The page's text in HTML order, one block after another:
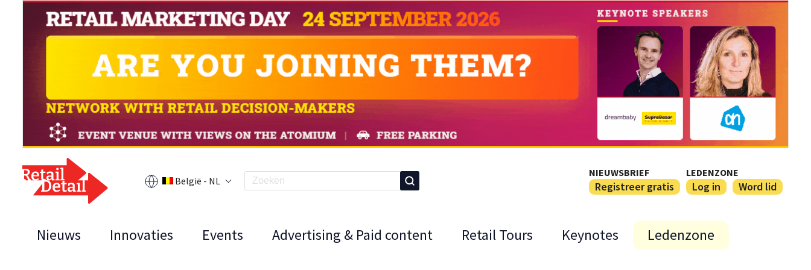
België - NL
NIEUWSBRIEF
Registreer gratis
LEDENZONE
Log in Word lid
Nieuws Innovaties Events Advertising & Paid content Retail Tours Keynotes Ledenzone